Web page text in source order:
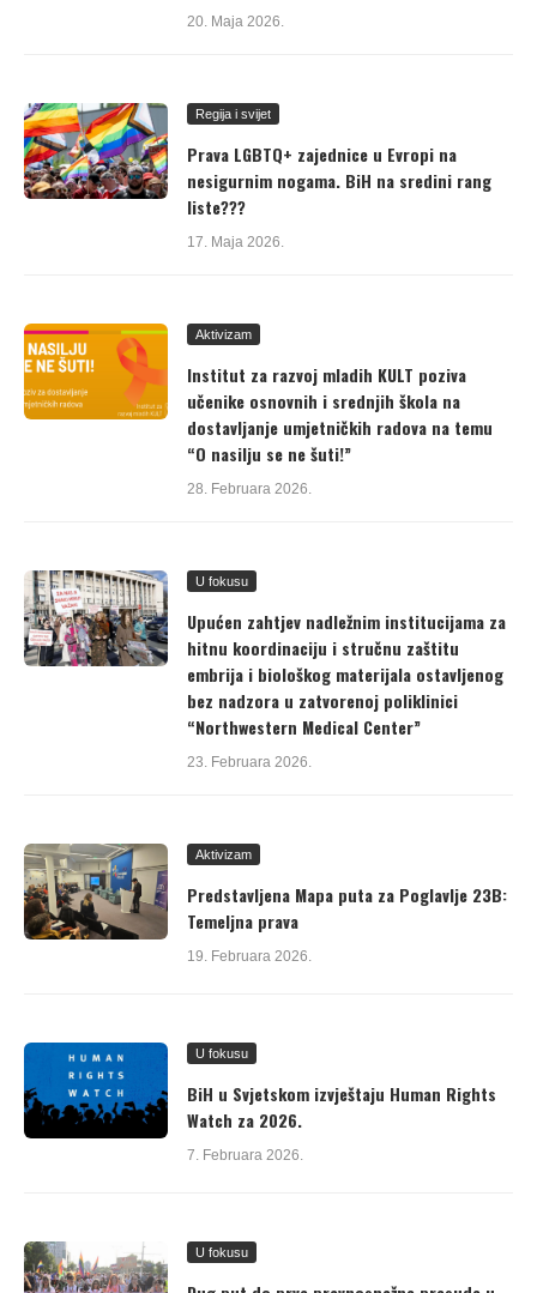
20. Maja 2026.
Regija i svijet
Prava LGBTQ+ zajednice u Evropi na
nesigurnim nogama. BiH na sredini rang
liste???
17. Maja 2026.
Aktivizam
Institut za razvoj mladih KULT poziva
učenike osnovnih i srednjih škola na
dostavljanje umjetničkih radova na temu
“O nasilju se ne šuti!”
28. Februara 2026.
U fokusu
Upućen zahtjev nadležnim institucijama za
hitnu koordinaciju i stručnu zaštitu
embrija i biološkog materijala ostavljenog
bez nadzora u zatvorenoj poliklinici
“Northwestern Medical Center”
23. Februara 2026.
Aktivizam
Predstavljena Mapa puta za Poglavlje 23B:
Temeljna prava
19. Februara 2026.
U fokusu
BiH u Svjetskom izvještaju Human Rights
Watch za 2026.
7. Februara 2026.
U fokusu